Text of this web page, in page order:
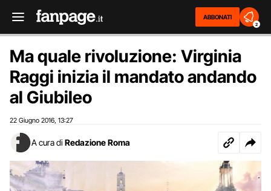
ABBONATI
2
Ma quale rivoluzione: Virginia
Raggi inizia il mandato andando
al Giubileo
22 Giugno 2016 13:27
A cura di Redazione Roma